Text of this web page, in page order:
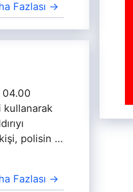
Fazlası →
04.00
kullanarak
polisin …
Fazlası →